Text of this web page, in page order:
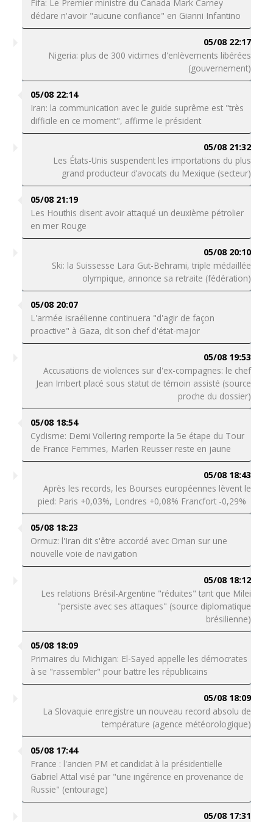
Fifa: Le Premier ministre du Canada Mark Carney
déclare n'avoir "aucune confiance" en Gianni Infantino
05/08 22:17
Nigeria: plus de 300 victimes d'enlèvements libérées
(gouvernement)
05/08 22:14
Iran: la communication avec le guide suprême est "très
difficile en ce moment", affirme le président
05/08 21:32
Les États-Unis suspendent les importations du plus
grand producteur d’avocats du Mexique (secteur)
05/08 21:19
Les Houthis disent avoir attaqué un deuxième pétrolier
en mer Rouge
05/08 20:10
Ski: la Suissesse Lara Gut-Behrami, triple médaillée
olympique, annonce sa retraite (fédération)
05/08 20:07
L'armée israélienne continuera "d'agir de façon
proactive" à Gaza, dit son chef d'état-major
05/08 19:53
Accusations de violences sur d'ex-compagnes: le chef
Jean Imbert placé sous statut de témoin assisté (source
proche du dossier)
05/08 18:54
Cyclisme: Demi Vollering remporte la 5e étape du Tour
de France Femmes, Marlen Reusser reste en jaune
05/08 18:43
Après les records, les Bourses européennes lèvent le
pied: Paris +0,03%, Londres +0,08% Francfort -0,29%
05/08 18:23
Ormuz: l'Iran dit s'être accordé avec Oman sur une
nouvelle voie de navigation
05/08 18:12
Les relations Brésil-Argentine "réduites" tant que Milei
"persiste avec ses attaques" (source diplomatique
brésilienne)
05/08 18:09
Primaires du Michigan: El-Sayed appelle les démocrates
à se "rassembler" pour battre les républicains
05/08 18:09
La Slovaquie enregistre un nouveau record absolu de
température (agence météorologique)
05/08 17:44
France : l'ancien PM et candidat à la présidentielle
Gabriel Attal visé par "une ingérence en provenance de
Russie" (entourage)
05/08 17:31